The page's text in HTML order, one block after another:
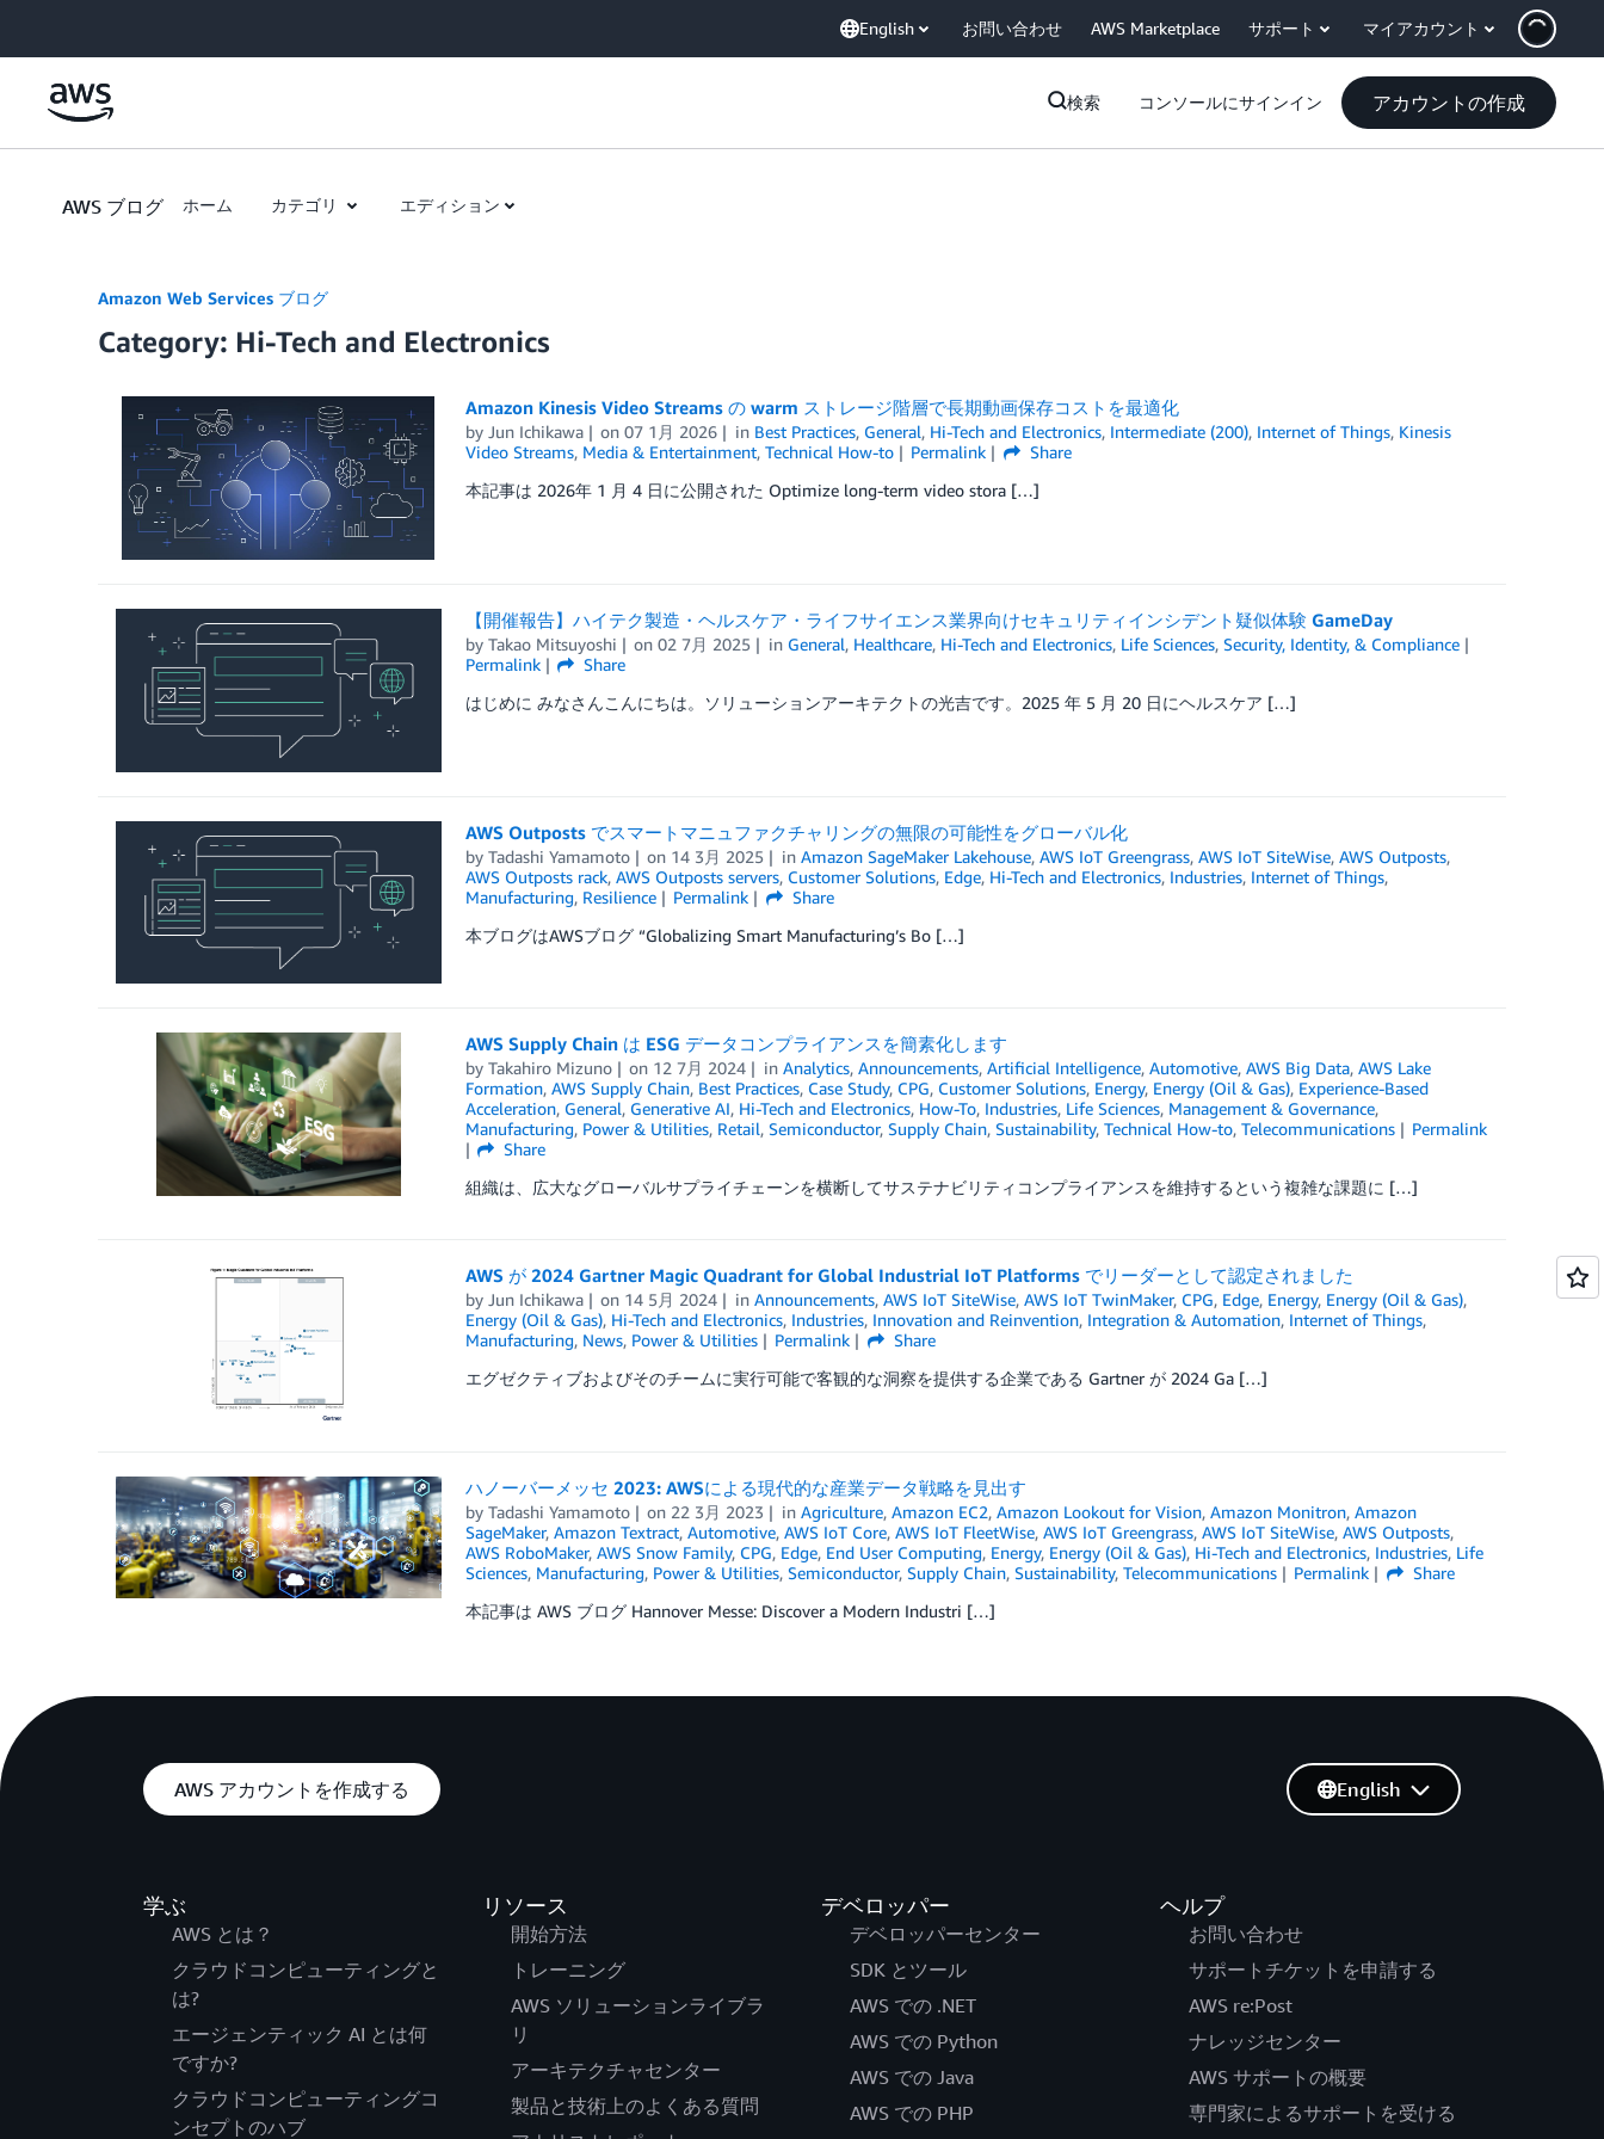
English お問い合わせ AWS Marketplace サポート マイアカウント
検索 コンソールにサインイン アカウントの作成
AWS ブログ ホーム カテゴリ エディション
Amazon Web Services ブログ
Category: Hi-Tech and Electronics
Amazon Kinesis Video Streams の warm ストレージ階層で長期動画保存コストを最適化
by Jun Ichikawa on07 1月 2026 in Best Practices, General, Hi-Tech and Electronics, Intermediate (200), Internet of Things, Kinesis
Video Streams, Media & Entertainment, Technical How-to Permalink
Share
本記事は 2026年 1 月 4 日に公開された Optimize long-term video stora […]
【開催報告】ハイテク製造・ヘルスケア・ライフサイエンス業界向けセキュリティインシデント疑似体験 GameDay
by Takao Mitsuyoshi on02 7月 2025 in General, Healthcare, Hi-Tech and Electronics, Life Sciences,Security, Identity, & Compliance
Permalink
Share
はじめに みなさんこんにちは。ソリューションアーキテクトの光吉です。2025 年 5 月 20 日にヘルスケア […]
AWS Outposts でスマートマニュファクチャリングの無限の可能性をグローバル化
by Tadashi Yamamoto on 14 3月 2025 inAmazon SageMaker Lakehouse,AWS IoT Greengrass,AWS IoT SiteWise,AWS Outposts,
AWS Outposts rack, AWS Outposts servers, Customer Solutions, Edge, Hi-Tech and Electronics, Industries, Internet of Things,
Manufacturing, Resilience Permalink
Share
本ブログはAWSブログ “Globalizing Smart Manufacturing’s Bo […]
AWS Supply Chain は ESG データコンプライアンスを簡素化します
by Takahiro Mizuno on 12 7月 2024 inAnalytics,Announcements,Artificial Intelligence,Automotive,AWS Big Data,AWS Lake
Formation, AWS Supply Chain, Best Practices, Case Study, CPG, Customer Solutions, Energy, Energy (Oil & Gas), Experience-Based
Acceleration, General, Generative AI, Hi-Tech and Electronics, How-To, Industries, Life Sciences, Management & Governance,
Manufacturing, Power & Utilities, Retail, Semiconductor, Supply Chain, Sustainability, Technical How-to, Telecommunications
Permalink
Share
組織は、広大なグローバルサプライチェーンを横断してサステナビリティコンプライアンスを維持するという複雑な課題に […]
AWS が 2024 Gartner Magic Quadrant for Global Industrial IoT Platforms でリーダーとして認定されました
by Jun Ichikawa on 14 5月 2024 inAnnouncements,AWS IoT SiteWise,AWS IoT TwinMaker, CPG, Edge, Energy, Energy (Oil & Gas),
Energy (Oil & Gas), Hi-Tech and Electronics, Industries, Innovation and Reinvention, Integration & Automation, Internet of Things,
Manufacturing, News, Power & Utilities Permalink
Share
エグゼクティブおよびそのチームに実行可能で客観的な洞察を提供する企業である Gartner が 2024 Ga […]
ハノーバーメッセ 2023: AWSによる現代的な産業データ戦略を見出す
by Tadashi Yamamoto on 22 3月 2023 inAgriculture,Amazon EC2,Amazon Lookout for Vision,Amazon Monitron,Amazon
SageMaker, Amazon Textract, Automotive, AWS IoT Core, AWS IoT FleetWise, AWS IoT Greengrass, AWS IoT SiteWise, AWS Outposts,
AWS RoboMaker, AWS Snow Family, CPG, Edge, End User Computing, Energy, Energy (Oil & Gas), Hi-Tech and Electronics, Industries, Life
Sciences, Manufacturing, Power & Utilities, Semiconductor, Supply Chain, Sustainability, Telecommunications Permalink
Share
本記事は AWS ブログ Hannover Messe: Discover a Modern Industri […]
AWS アカウントを作成する
学ぶ
AWS とは？
クラウドコンピューティングと
は?
エージェンティック AI とは何
ですか?
クラウドコンピューティングコ
ンセプトのハブ
リソース
開始方法
トレーニング
AWS ソリューションライブラ
リ
アーキテクチャセンター
製品と技術上のよくある質問
デベロッパー
デベロッパーセンター
SDK とツール
AWS での .NET
AWS での Python
AWS での Java
AWS での PHP
ヘルプ
お問い合わせ
サポートチケットを申請する
AWS re:Post
ナレッジセンター
AWS サポートの概要
専門家によるサポートを受ける
English